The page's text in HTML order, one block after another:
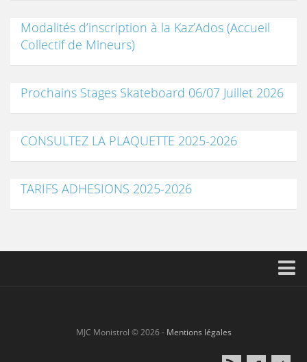
Modalités d’inscription à la Kaz’Ados (Accueil
Collectif de Mineurs)
Prochains Stages Skateboard 06/07 Juillet 2026
CONSULTEZ LA PLAQUETTE 2025-2026
TARIFS ADHESIONS 2025-2026
MJC Monistrol © 2026 - Mentions légales